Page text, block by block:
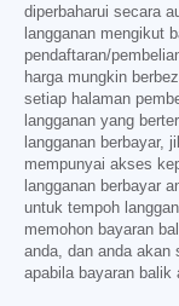
diperbaharui secara
langganan mengikut
pendaftaran/
harga mungkin
setiap halaman
langganan yang
langganan berbayar,
mempunyai akses
langganan berbayar
untuk tempoh
memohon bayaran
anda, dan anda akan
apabila bayaran balik